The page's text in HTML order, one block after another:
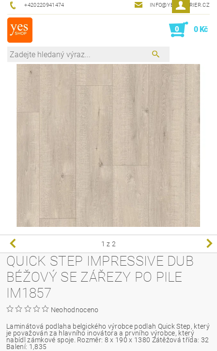
+420220941474 INFO@YESINTERIER.CZ
0 0 Kč
1 z 2
QUICK STEP IMPRESSIVE DUB
BÉŽOVÝ SE ZÁŘEZY PO PILE
IM1857
Neohodnoceno
Laminátová podlaha belgického výrobce podlah Quick Step, který
je považován za hlavního inovátora a prvního výrobce, který
nabídl zámkové spoje. Rozměr: 8 x 190 x 1380 Zátěžová třída: 32
Balení: 1,835